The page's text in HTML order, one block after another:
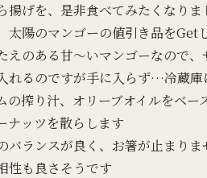
揚げを、是非食べてみたくなりま
太陽のマンゴーの値引き品をGet
えのある甘～いマンゴーなので
れるのですが手に入らず…冷蔵
の搾り汁、オリーブオイルをベ
ナッツを散らします
バランスが良く、お箸が止まりま
性も良さそうです